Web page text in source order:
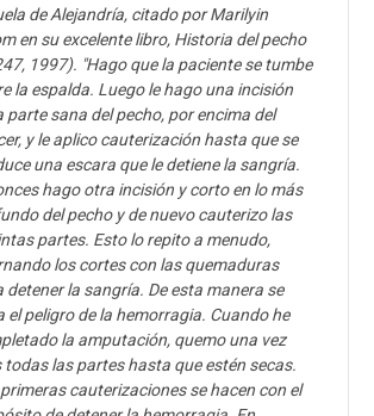
de Alejandría, citado por Marilyin
en su excelente libro, Historia del pecho
1997). "Hago que la paciente se tumbe
la espalda. Luego le hago una incisión
parte sana del pecho, por encima del
y le aplico cauterización hasta que se
una escara que le detiene la sangría.
hago otra incisión y corto en lo más
del pecho y de nuevo cauterizo las
partes. Esto lo repito a menudo,
los cortes con las quemaduras
detener la sangría. De esta manera se
el peligro de la hemorragia. Cuando he
la amputación, quemo una vez
todas las partes hasta que estén secas.
cauterizaciones se hacen con el